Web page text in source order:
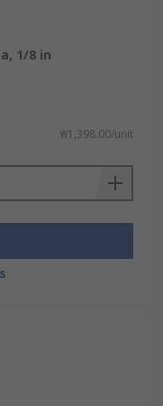
1/8 in
₩1,398.00/unit